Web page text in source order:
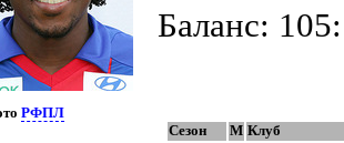
РФПЛ
Баланс:
Сезон М Клуб